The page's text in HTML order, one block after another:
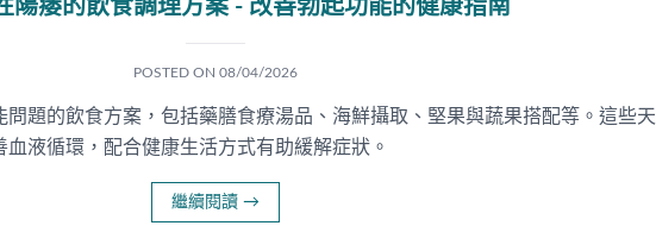
陽痿的飲食調理方案 - 改善勃起功能的健康指南
POSTED ON 08/04/2026
題的飲食方案，包括藥膳食療湯品、海鮮攝取、堅果與蔬果搭配等。這些天
液循環，配合健康生活方式有助緩解症狀。
繼續閱讀 →